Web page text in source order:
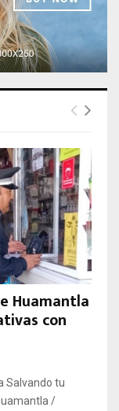
Huamantla
con
Salvando tu
/